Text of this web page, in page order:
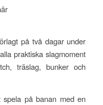
på två dagar under
praktiska slagmoment
träslag, bunker och
på banan med en